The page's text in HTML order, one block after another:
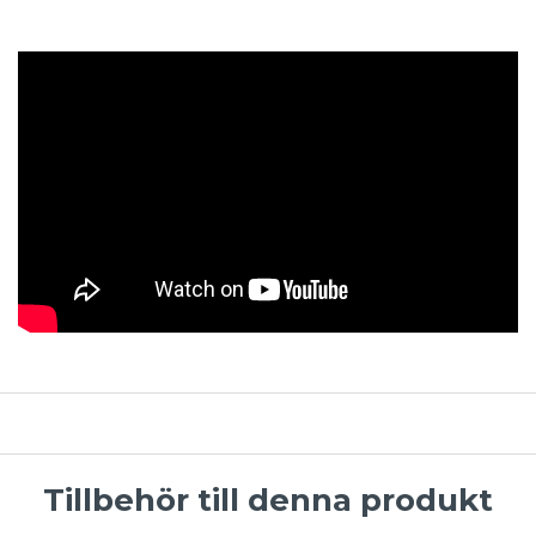
Tillbehör till denna produkt